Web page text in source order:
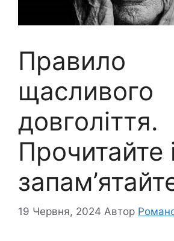
Правило
щасливого
довголіття.
Прочитайте
19 Червня, 2024 Автор